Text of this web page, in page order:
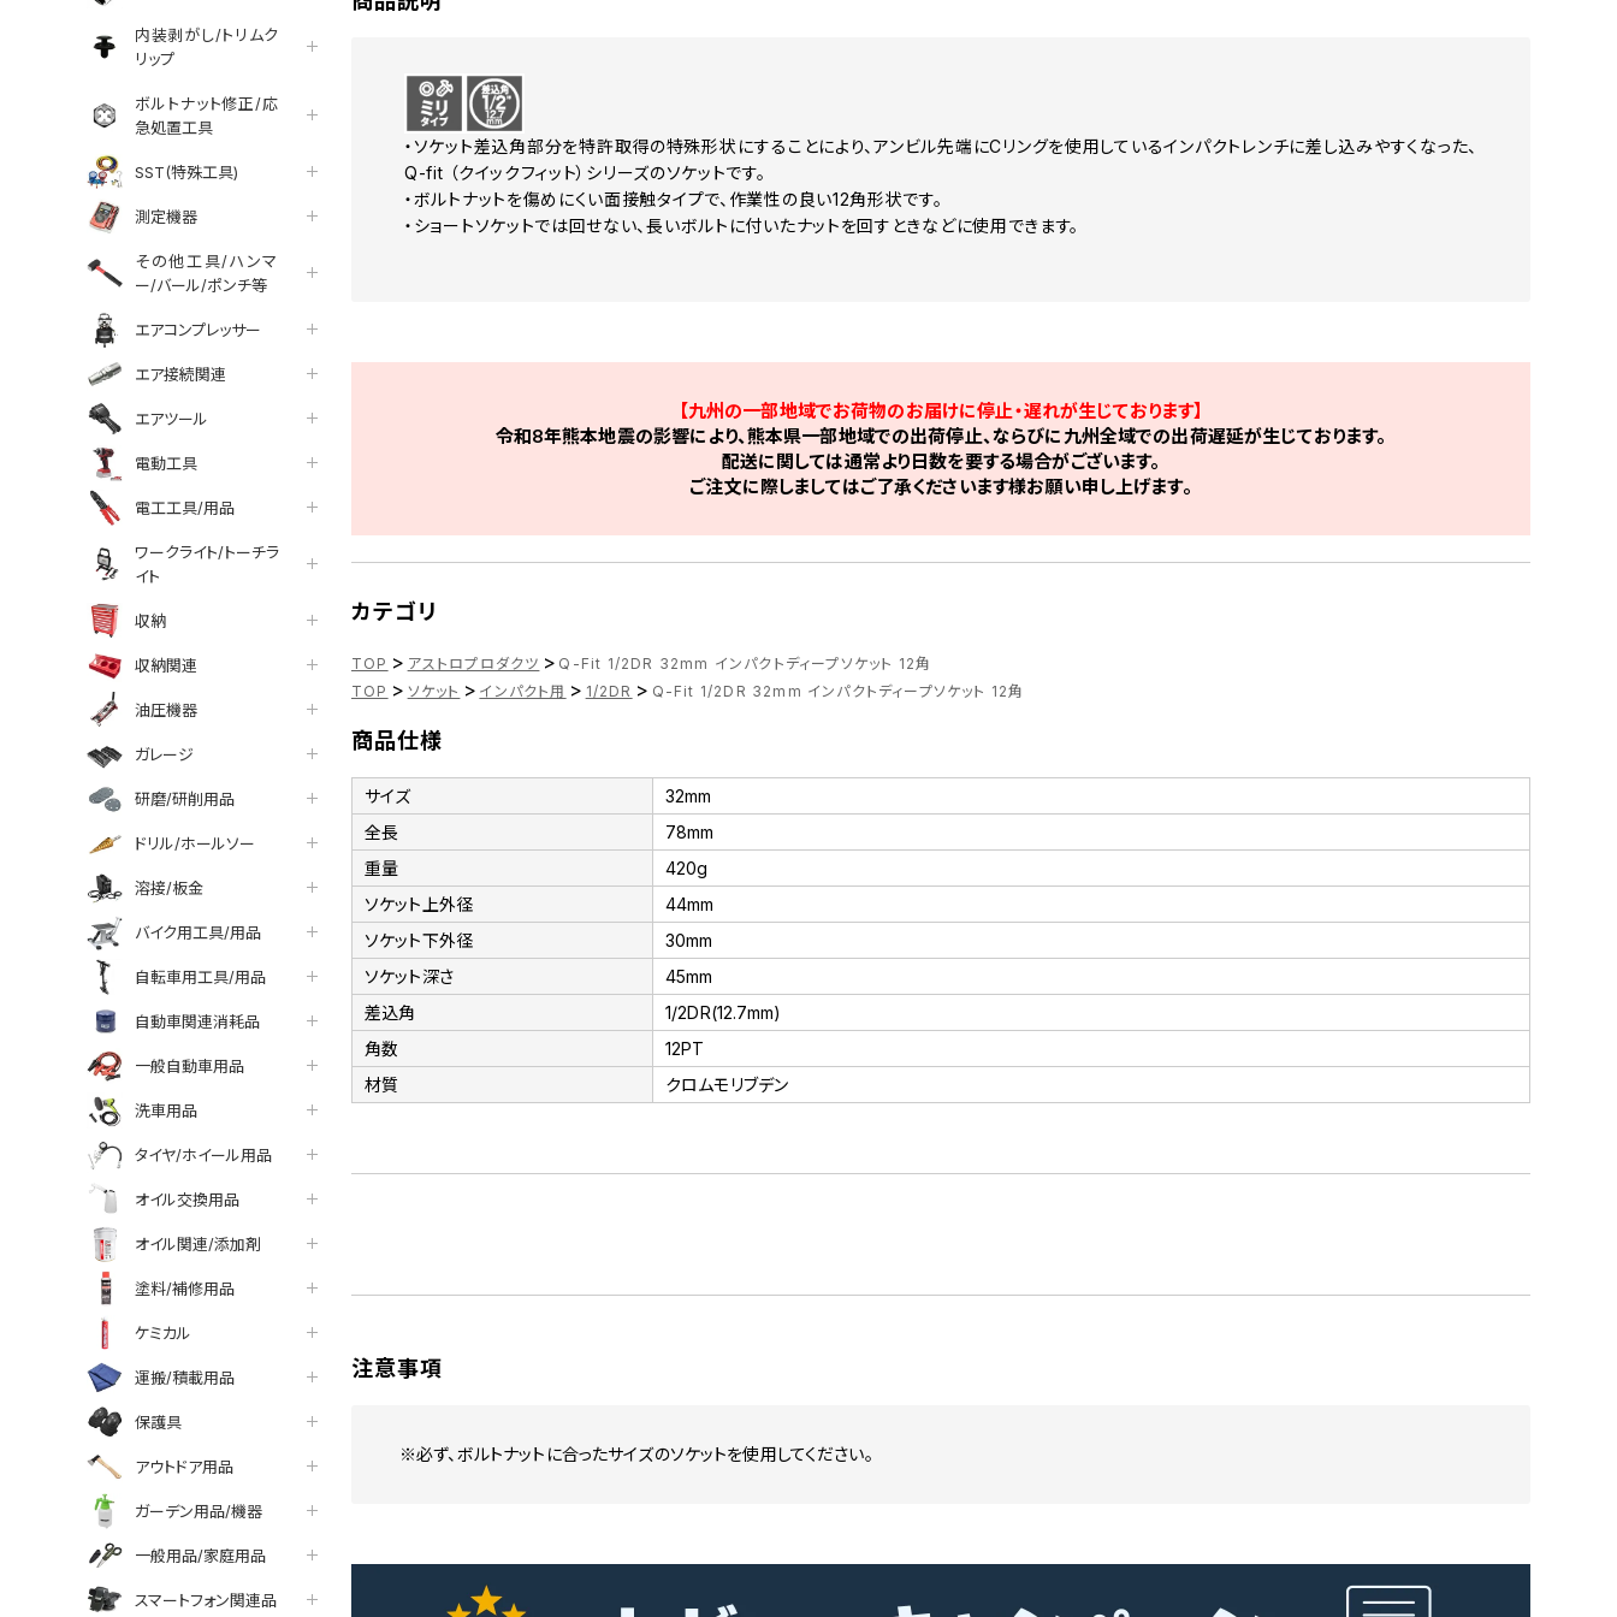
内装剥がし/トリムク
リップ
ボルトナット修正/応
急処置工具
SST(特殊工具)
測定機器
その他工具/ハンマ
ー/バール/ポンチ等
エアコンプレッサー
エア接続関連
エアツール
電動工具
電工工具/用品
ワークライト/トーチラ
イト
収納
収納関連
油圧機器
ガレージ
研磨/研削用品
ドリル/ホールソー
溶接/板金
バイク用工具/用品
自転車用工具/用品
自動車関連消耗品
一般自動車用品
洗車用品
タイヤ/ホイール用品
オイル交換用品
オイル関連/添加剤
塗料/補修用品
ケミカル
運搬/積載用品
保護具
アウトドア用品
ガーデン用品/機器
一般用品/家庭用品
スマートフォン関連品
・ソケット差込角部分を特許取得の特殊形状にすることにより、アンビル先端にCリングを使用しているインパクトレンチに差し込みやすくなった、
Q-fit （クイックフィット）シリーズのソケットです。
・ボルトナットを傷めにくい面接触タイプで、作業性の良い12角形状です。
・ショートソケットでは回せない、長いボルトに付いたナットを回すときなどに使用できます。
【九州の一部地域でお荷物のお届けに停止・遅れが生じております】
令和8年熊本地震の影響により、熊本県一部地域での出荷停止、ならびに九州全域での出荷遅延が生じております。
配送に関しては通常より日数を要する場合がございます。
ご注文に際しましてはご了承くださいます様お願い申し上げます。
カテゴリ
TOP > アストロプロダクツ > Q-Fit 1/2DR 32mm インパクトディープソケット 12角
TOP > ソケット > インパクト用 > 1/2DR > Q-Fit 1/2DR 32mm インパクトディープソケット 12角
商品仕様
サイズ
32mm
全長
78mm
重量
420g
ソケット上外径
44mm
ソケット下外径
30mm
ソケット深さ
45mm
差込角
1/2DR(12.7mm)
角数
12PT
材質
クロムモリブデン
注意事項
※必ず、ボルトナットに合ったサイズのソケットを使用してください。